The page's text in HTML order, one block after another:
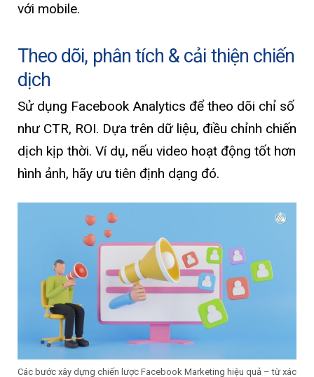
với mobile.
Theo dõi, phân tích & cải thiện chiến
dịch
Sử dụng Facebook Analytics để theo dõi chỉ số
như CTR, ROI. Dựa trên dữ liệu, điều chỉnh chiến
dịch kịp thời. Ví dụ, nếu video hoạt động tốt hơn
hình ảnh, hãy ưu tiên định dạng đó.
Các bước xây dựng chiến lược Facebook Marketing hiệu quả – từ xác